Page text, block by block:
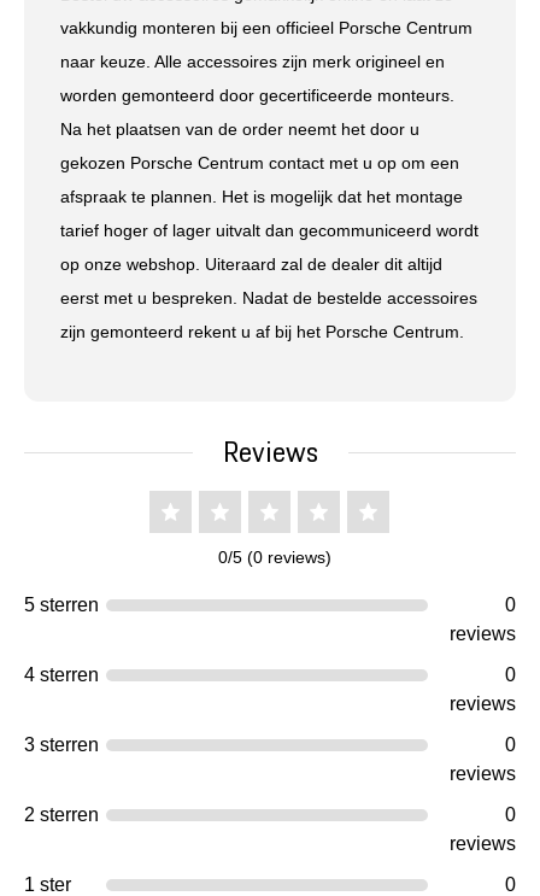
vakkundig monteren bij een officieel Porsche Centrum
naar keuze. Alle accessoires zijn merk origineel en
worden gemonteerd door gecertificeerde monteurs.
Na het plaatsen van de order neemt het door u
gekozen Porsche Centrum contact met u op om een
afspraak te plannen. Het is mogelijk dat het montage
tarief hoger of lager uitvalt dan gecommuniceerd wordt
op onze webshop. Uiteraard zal de dealer dit altijd
eerst met u bespreken. Nadat de bestelde accessoires
zijn gemonteerd rekent u af bij het Porsche Centrum.
Reviews
0/5 (0 reviews)
5 sterren
0
reviews
4 sterren
0
reviews
3 sterren
0
reviews
2 sterren
0
reviews
1 ster
0